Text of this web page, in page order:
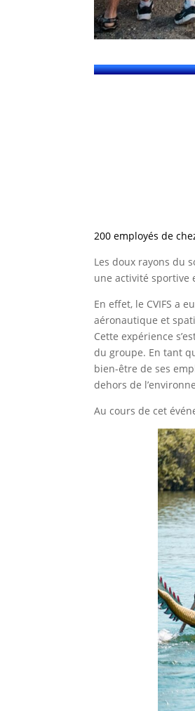
200 employés de
Les doux rayons du
une activité sportive
En effet, le CVIFS a
aéronautique et
Cette expérience
du groupe. En tant
bien-être de ses
dehors de
Au cours de cet